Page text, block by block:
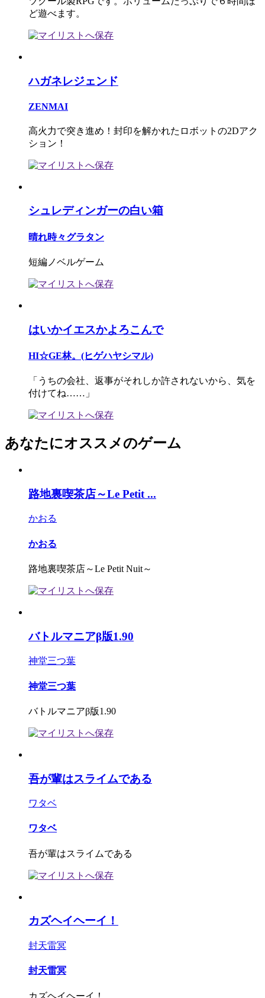
ど遊べます。
ハガネレジェンド
ZENMAI
高火力で突き進め！封印を解かれたロボットの2Dアク
ション！
シュレディンガーの白い箱
晴れ時々グラタン
短編ノベルゲーム
はいかイエスかよろこんで
HI☆GE林。(ヒゲハヤシマル)
「うちの会社、返事がそれしか許されないから、気を
付けてね……」
あなたにオススメのゲーム
路地裏喫茶店～Le Petit ...
かおる
かおる
路地裏喫茶店～Le Petit Nuit～
バトルマニアβ版1.90
神堂三つ葉
神堂三つ葉
バトルマニアβ版1.90
吾が輩はスライムである
ワタベ
ワタベ
吾が輩はスライムである
カズヘイヘーイ！
封天雷冥
封天雷冥
カズヘイヘーイ！